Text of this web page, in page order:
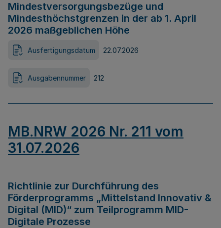
Mindestversorgungsbezüge und
Mindesthöchstgrenzen in der ab 1. April
2026 maßgeblichen Höhe
Ausfertigungsdatum 22.07.2026
Ausgabennummer 212
MB.NRW 2026 Nr. 211 vom
31.07.2026
Richtlinie zur Durchführung des
Förderprogramms „Mittelstand Innovativ &
Digital (MID)“ zum Teilprogramm MID-
Digitale Prozesse